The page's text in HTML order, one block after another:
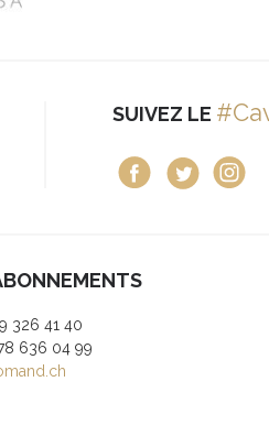
SUIVEZ LE
326 41 40
636 04 99